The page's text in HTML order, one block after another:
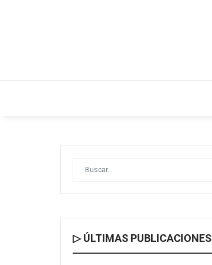
▷ ÚLTIMAS PUBLICACIONES